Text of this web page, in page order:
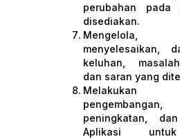
perubahan pada
disediakan.
Mengelola,
menyelesaikan,
keluhan,
dan saran yang
Melakukan
peningkatan,
Aplikasi